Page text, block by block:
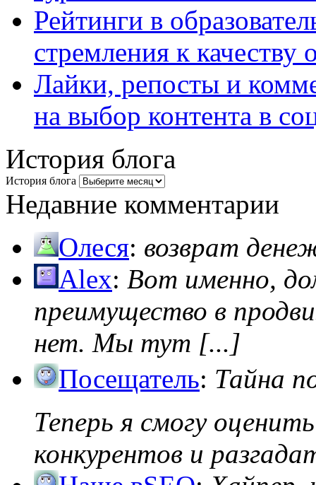
Рейтинги в
стремления к качеству
Лайки, репосты и
на выбор контента в
История блога
История блога
Недавние комментарии
Олеся: возврат
Alex: Вот именно,
преимущество в
нет. Мы тут [...]
Посещатель: Тайна
Теперь я смогу
конкурентов и